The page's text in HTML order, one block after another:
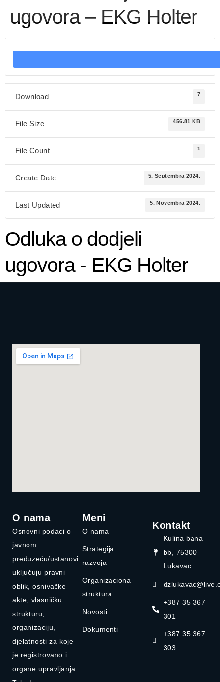
ugovora – EKG Holter
Download 7
File Size 456.81 KB
File Count 1
Create Date 5. Septembra 2024.
Last Updated 5. Novembra 2024.
Odluka o dodjeli
ugovora - EKG Holter
O nama
Osnovni podaci o
javnom
preduzeću/ustanovi
uključuju pravni
oblik, osnivačke
akte, vlasničku
strukturu,
organizaciju,
djelatnosti za koje
je registrovano i
organe upravljanja.
Meni
O nama
Strategija
razvoja
Organizaciona
struktura
Novosti
Dokumenti
Kontakt
Kulina bana
bb, 75300
Lukavac
+387 35 367
301
+387 35 367
303